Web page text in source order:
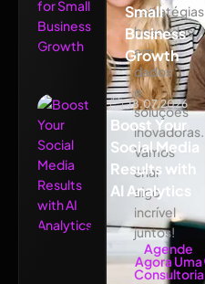
Small
Business
Growth
18.07.2026
Boost Your
Social Media
Results with
AI Analytics
estratégias
baseadas
em
dados
e
soluções
inovadoras.
Vamos
criar
algo
incrível
juntos!
Agende
Agora Uma
Consultoria